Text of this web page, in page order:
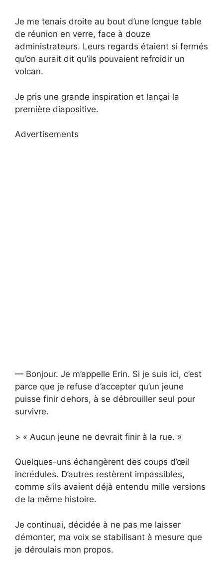
Je me tenais droite au bout d’une longue table
de réunion en verre, face à douze
administrateurs. Leurs regards étaient si fermés
qu’on aurait dit qu’ils pouvaient refroidir un
volcan.
Je pris une grande inspiration et lançai la
première diapositive.
Advertisements
— Bonjour. Je m’appelle Erin. Si je suis ici, c’est
parce que je refuse d’accepter qu’un jeune
puisse finir dehors, à se débrouiller seul pour
survivre.
> « Aucun jeune ne devrait finir à la rue. »
Quelques-uns échangèrent des coups d’œil
incrédules. D’autres restèrent impassibles,
comme s’ils avaient déjà entendu mille versions
de la même histoire.
Je continuai, décidée à ne pas me laisser
démonter, ma voix se stabilisant à mesure que
je déroulais mon propos.